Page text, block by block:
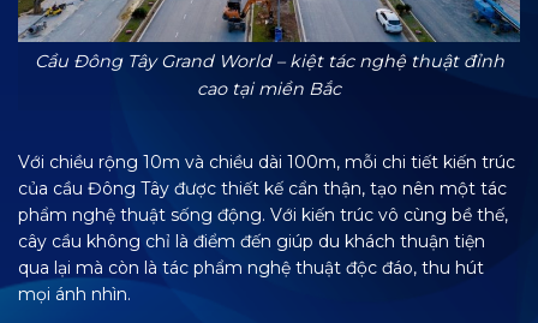
Cầu Đông Tây Grand World – kiệt tác nghệ thuật đỉnh
cao tại miền Bắc
Với chiều rộng 10m và chiều dài 100m, mỗi chi tiết kiến trúc
của cầu Đông Tây được thiết kế cẩn thận, tạo nên một tác
phẩm nghệ thuật sống động. Với kiến trúc vô cùng bề thế,
cây cầu không chỉ là điểm đến giúp du khách thuận tiện
qua lại mà còn là tác phẩm nghệ thuật độc đáo, thu hút
mọi ánh nhìn.